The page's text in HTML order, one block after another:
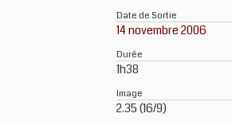
Date de Sortie
14 novembre 2006
Durée
1h38
Image
2.35 (16/9)